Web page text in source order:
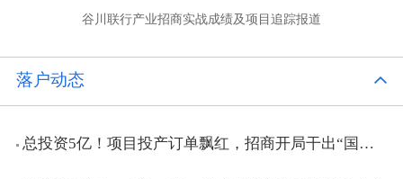
谷川联行产业招商实战成绩及项目追踪报道
落户动态
总投资5亿！项目投产订单飘红，招商开局干出“国字号”集群